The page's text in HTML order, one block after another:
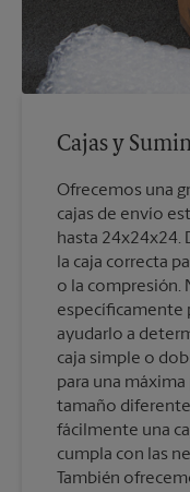
Cajas y
Ofrecemos una
cajas de envío
hasta 24x24x24.
la caja correcta
o la compresión.
específicamente
ayudarlo a
caja simple o
para una
tamaño
fácilmente una
cumpla con las
También